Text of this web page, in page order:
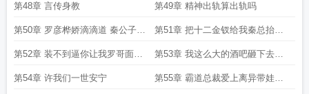
第48章 言传身教 第49章 精神出轨算出轨吗
第50章 罗彦桦娇滴滴道 秦公子来
玩呀
第51章 把十二金钗给我秦总抬上
来
第52章 装不到逼你让我罗哥面子
往哪放
第53章 我这么大的酒吧砸下去你
居然不感动
第54章 许我们一世安宁 第55章 霸道总裁爱上离异带娃的